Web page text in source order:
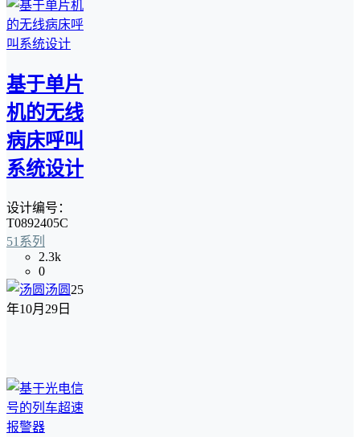
基于单片
机的无线
病床呼叫
系统设计
设计编号：
T0892405C
51系列
2.3k
0
汤圆 25
年10月29日